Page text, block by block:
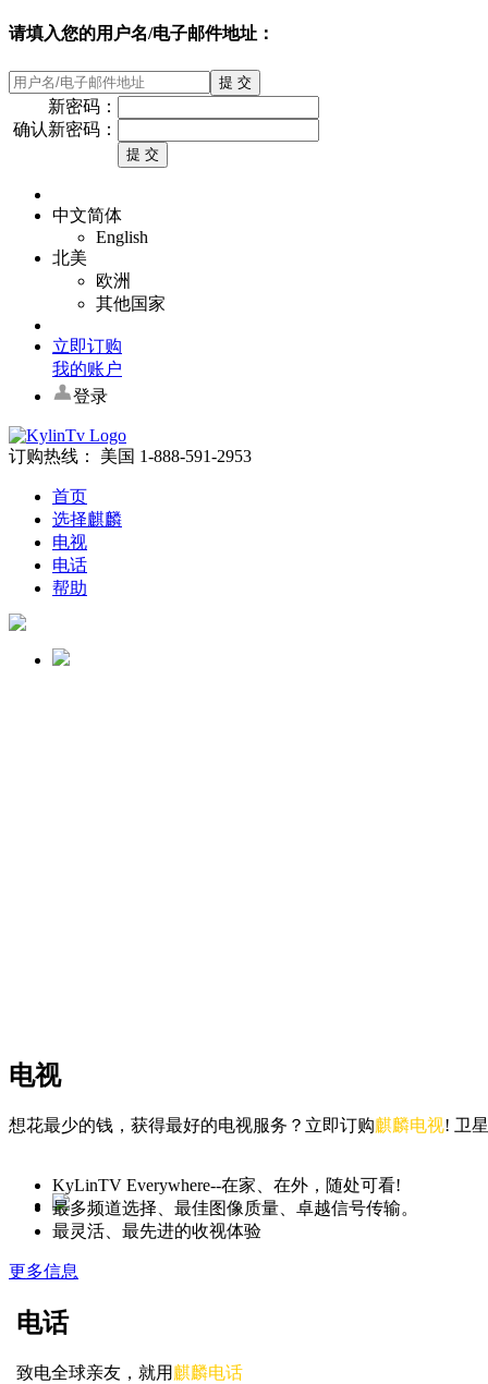
请填入您的用户名/电子邮件地址：
新密码：
确认新密码：
中文简体
English
北美
欧洲
其他国家
立即订购
我的账户
登录
订购热线： 美国 1-888-591-2953
首页
选择麒麟
电视
电话
帮助
电视
想花最少的钱，获得最好的电视服务？立即订购麒麟电视! 卫
KyLinTV Everywhere--在家、在外，随处可看!
最多频道选择、最佳图像质量、卓越信号传输。
最灵活、最先进的收视体验
更多信息
电话
致电全球亲友，就用 麒麟电话